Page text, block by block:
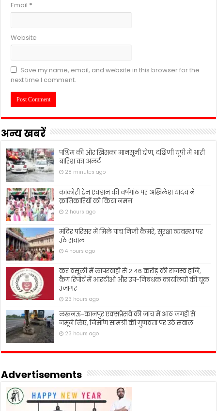
Email *
Website
Save my name, email, and website in this browser for the
next time I comment.
अन्य खबरें
पश्चिम की ओर खिसका मानसूनी द्रोण, दक्षिणी यूपी में भारी
बारिश का अलर्ट
28 minutes ago
काकोरी ट्रेन एक्शन की वर्षगांठ पर अखिलेश यादव ने
क्रांतिकारियों को किया नमन
2 hours ago
मंदिर परिसर में मिले पांच निजी कैमरे, सुरक्षा व्यवस्था पर
उठे सवाल
4 hours ago
कर वसूली में लापरवाही से 2.46 करोड़ की राजस्व हानि,
कैग रिपोर्ट में आरटीओ और उप-निबंधक कार्यालयों की चूक
उजागर
23 hours ago
लखनऊ-कानपुर एक्सप्रेसवे की जांच में आठ जगहों से
नमूने लिए, निर्माण सामग्री की गुणवत्ता पर उठे सवाल
23 hours ago
Advertisements